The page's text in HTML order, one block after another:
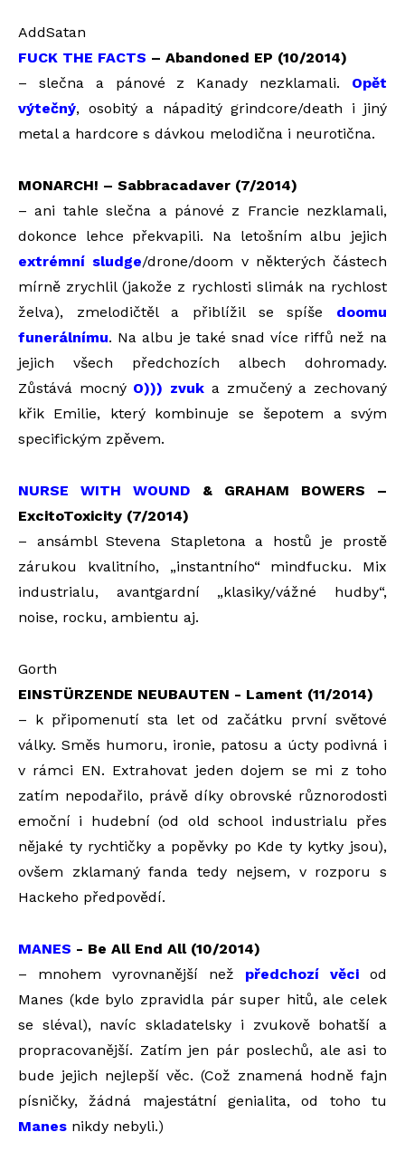
AddSatan
FUCK THE FACTS – Abandoned EP (10/2014)
– slečna a pánové z Kanady nezklamali. Opět
výtečný, osobitý a nápaditý grindcore/death i jiný
metal a hardcore s dávkou melodična i neurotična.
MONARCH! – Sabbracadaver (7/2014)
– ani tahle slečna a pánové z Francie nezklamali,
dokonce lehce překvapili. Na letošním albu jejich
extrémní sludge/drone/doom v některých částech
mírně zrychlil (jakože z rychlosti slimák na rychlost
želva), zmelodičtěl a přiblížil se spíše doomu
funerálnímu. Na albu je také snad více riffů než na
jejich všech předchozích albech dohromady.
Zůstává mocný O))) zvuk a zmučený a zechovaný
křik Emilie, který kombinuje se šepotem a svým
specifickým zpěvem.
NURSE WITH WOUND & GRAHAM BOWERS –
ExcitoToxicity (7/2014)
– ansámbl Stevena Stapletona a hostů je prostě
zárukou kvalitního, „instantního“ mindfucku. Mix
industrialu, avantgardní „klasiky/vážné hudby“,
noise, rocku, ambientu aj.
Gorth
EINSTÜRZENDE NEUBAUTEN - Lament (11/2014)
– k připomenutí sta let od začátku první světové
války. Směs humoru, ironie, patosu a úcty podivná i
v rámci EN. Extrahovat jeden dojem se mi z toho
zatím nepodařilo, právě díky obrovské různorodosti
emoční i hudební (od old school industrialu přes
nějaké ty rychtičky a popěvky po Kde ty kytky jsou),
ovšem zklamaný fanda tedy nejsem, v rozporu s
Hackeho předpovědí.
MANES - Be All End All (10/2014)
– mnohem vyrovnanější než předchozí věci od
Manes (kde bylo zpravidla pár super hitů, ale celek
se sléval), navíc skladatelsky i zvukově bohatší a
propracovanější. Zatím jen pár poslechů, ale asi to
bude jejich nejlepší věc. (Což znamená hodně fajn
písničky, žádná majestátní genialita, od toho tu
Manes nikdy nebyli.)